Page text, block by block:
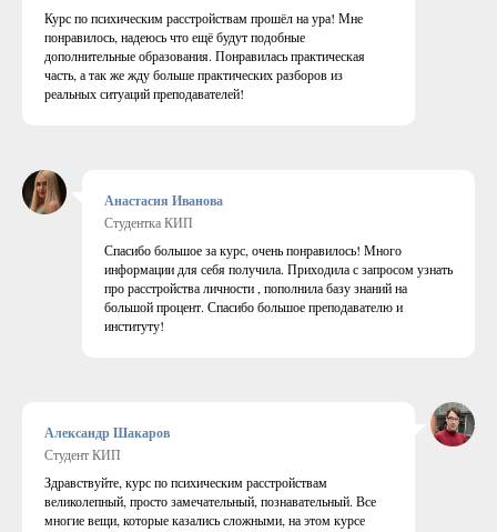
Курс по психическим расстройствам прошёл на ура! Мне
понравилось, надеюсь что ещё будут подобные
дополнительные образования. Понравилась практическая
часть, а так же жду больше практических разборов из
реальных ситуаций преподавателей!
Анастасия Иванова
Студентка КИП
Спасибо большое за курс, очень понравилось! Много
информации для себя получила. Приходила с запросом узнать
про расстройства личности , пополнила базу знаний на
большой процент. Спасибо большое преподавателю и
институту!
Александр Шакаров
Студент КИП
Здравствуйте, курс по психическим расстройствам
великолепный, просто замечательный, познавательный. Все
многие вещи, которые казались сложными, на этом курсе